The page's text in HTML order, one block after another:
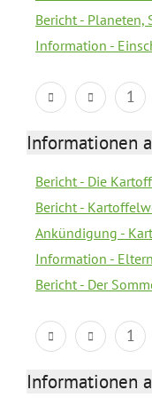
Bericht - Planeten,
Information -
1
Informationen
Bericht - Die
Bericht -
Ankündigung -
Information -
Bericht - Der
1
Informationen